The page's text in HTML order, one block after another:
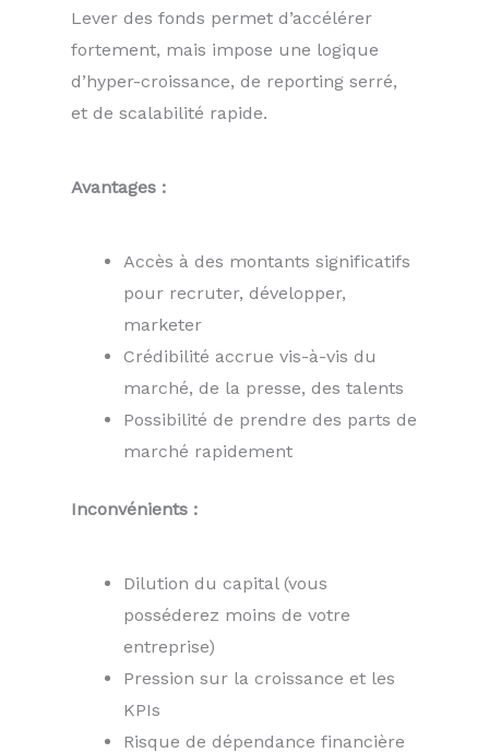
Lever des fonds permet d’accélérer
fortement, mais impose une logique
d’hyper-croissance, de reporting serré,
et de scalabilité rapide.
Avantages :
Accès à des montants significatifs
pour recruter, développer,
marketer
Crédibilité accrue vis-à-vis du
marché, de la presse, des talents
Possibilité de prendre des parts de
marché rapidement
Inconvénients :
Dilution du capital (vous
posséderez moins de votre
entreprise)
Pression sur la croissance et les
KPIs
Risque de dépendance financière